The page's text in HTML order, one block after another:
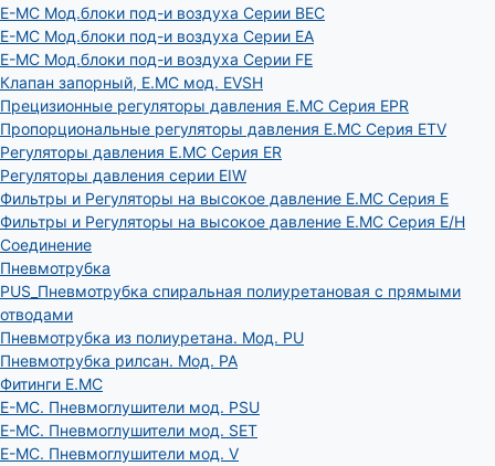
E-MC Мод.блоки под-и воздуха Серии BEC
E-MC Мод.блоки под-и воздуха Серии EA
E-MC Мод.блоки под-и воздуха Серии FE
Клапан запорный, E.MC мод. EVSH
Прецизионные регуляторы давления E.MC Серия EPR
Пропорциональные регуляторы давления E.MC Серия ETV
Регуляторы давления E.MC Серия ER
Регуляторы давления серии EIW
Фильтры и Регуляторы на высокое давление E.MC Серия E
Фильтры и Регуляторы на высокое давление E.MC Серия E/H
Соединение
Пневмотрубка
PUS_Пневмотрубка спиральная полиуретановая с прямыми
отводами
Пневмотрубка из полиуретана. Мод. РU
Пневмотрубка рилсан. Мод. PA
Фитинги E.MC
E-MC. Пневмоглушители мод. PSU
E-MC. Пневмоглушители мод. SET
E-MC. Пневмоглушители мод. V